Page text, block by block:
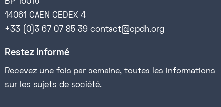
BP 16010
14061 CAEN CEDEX 4
+33 (0)3 67 07 85 39 contact@cpdh.org
Restez informé
Recevez une fois par semaine, toutes les informations
sur les sujets de société.